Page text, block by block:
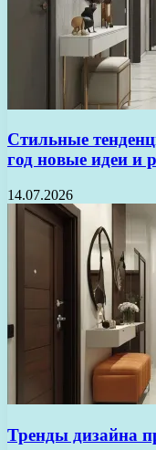
Стильные
год новые идеи и
14.07.2026
Тренды дизайна